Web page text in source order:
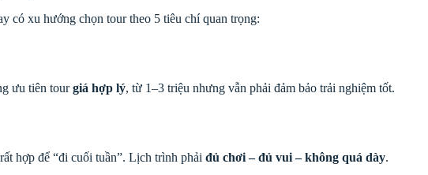
có xu hướng chọn tour theo 5 tiêu chí quan trọng:
ưu tiên tourgiá hợp lý, từ 1–3 triệu nhưng vẫn phải đảm bảo trải nghiệm tốt.
hợp để “đi cuối tuần”. Lịch trình phải đủ chơi – đủ vui – không quá dày.